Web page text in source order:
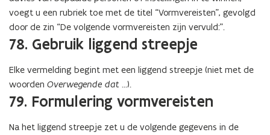
voegt u een rubriek toe met de titel “Vormvereisten”, gevolgd
door de zin “De volgende vormvereisten zijn vervuld:”.
78. Gebruik liggend streepje
Elke vermelding begint met een liggend streepje (niet met de
woorden Overwegende dat …).
79. Formulering vormvereisten
Na het liggend streepje zet u de volgende gegevens in de